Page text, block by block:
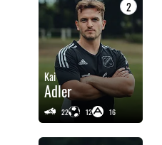
2
Kai
Adler
22 12 16